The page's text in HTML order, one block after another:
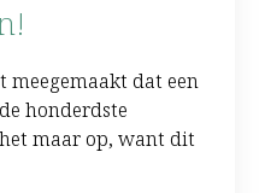
meegemaakt dat een
honderdste
maar op, want dit